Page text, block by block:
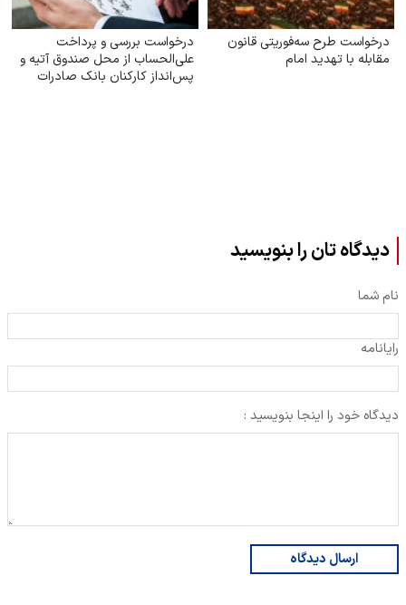
درخواست طرح سه‌فوریتی قانون
مقابله با تهدید امام
درخواست بررسی و پرداخت
علی‌الحساب از محل صندوق آتیه و
پس‌انداز کارکنان بانک صادرات
دیدگاه تان را بنویسید
نام شما
رایانامه
دیدگاه خود را اینجا بنویسید :
ارسال دیدگاه